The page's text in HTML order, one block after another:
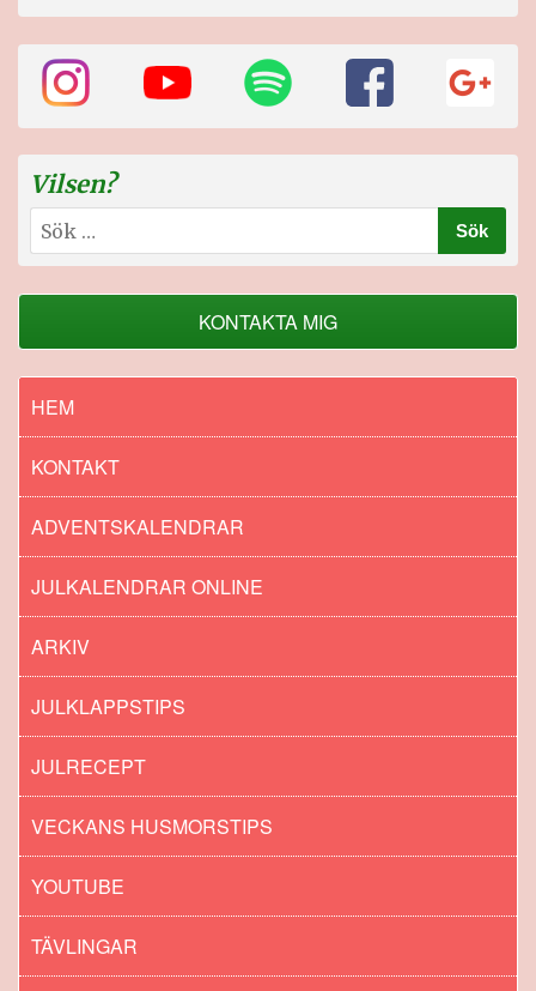
Vilsen?
Sök
efter:
KONTAKTA MIG
HEM
KONTAKT
ADVENTSKALENDRAR
JULKALENDRAR ONLINE
ARKIV
JULKLAPPSTIPS
JULRECEPT
VECKANS HUSMORSTIPS
YOUTUBE
TÄVLINGAR